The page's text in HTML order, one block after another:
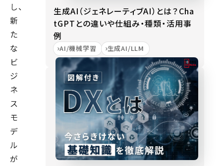
し、
新
た
な
ビ
ジ
ネ
ス
モ
デ
ル
が
生成AI（ジェネレーティブAI）とは？Cha
tGPTとの違いや仕組み・種類・活用事
例
AI/機械学習 生成AI/LLM